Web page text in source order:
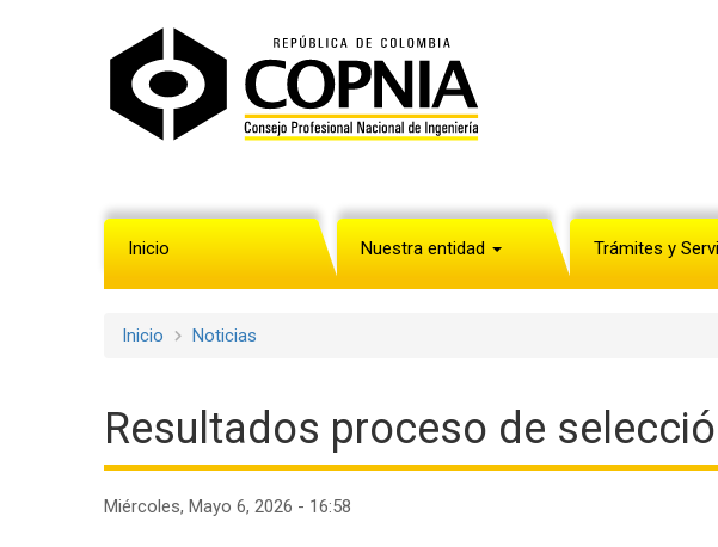
Navegación
principal
Inicio Nuestra entidad Trámites y
enlaces
de
ayuda
a
Inicio Noticias
Resultados proceso de
Miércoles, Mayo 6, 2026 - 16:58